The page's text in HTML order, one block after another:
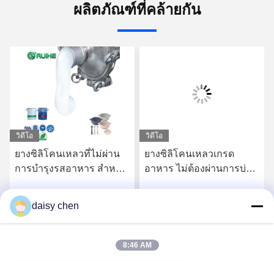
ผลิตภัณฑ์ที่คล้ายกัน
วที่ไม่ผ่าน
หาร สําหรับ
ต่อกับ
าที่ดีที่สุด
ยางซิลิโคนเหลวเกรด
อาหาร ไม่ต้องผ่านการบ่ม
สัมผัสอาหาร
ยางซิลิโคนเหลว
ลื่นตัวเอง (Self-
daisy chen
8:46 AM